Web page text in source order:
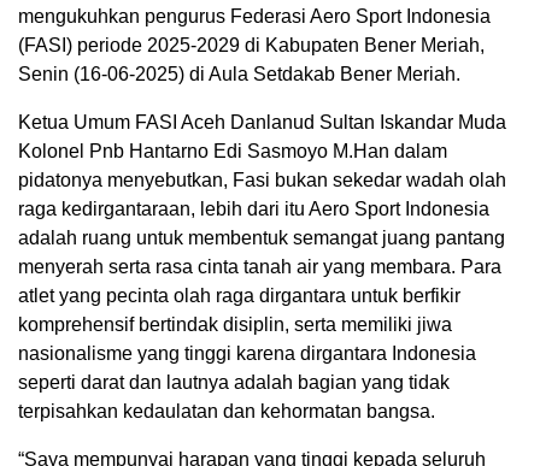
mengukuhkan pengurus Federasi Aero Sport Indonesia
(FASI) periode 2025-2029 di Kabupaten Bener Meriah,
Senin (16-06-2025) di Aula Setdakab Bener Meriah.
Ketua Umum FASI Aceh Danlanud Sultan Iskandar Muda
Kolonel Pnb Hantarno Edi Sasmoyo M.Han dalam
pidatonya menyebutkan, Fasi bukan sekedar wadah olah
raga kedirgantaraan, lebih dari itu Aero Sport Indonesia
adalah ruang untuk membentuk semangat juang pantang
menyerah serta rasa cinta tanah air yang membara. Para
atlet yang pecinta olah raga dirgantara untuk berfikir
komprehensif bertindak disiplin, serta memiliki jiwa
nasionalisme yang tinggi karena dirgantara Indonesia
seperti darat dan lautnya adalah bagian yang tidak
terpisahkan kedaulatan dan kehormatan bangsa.
“Saya mempunyai harapan yang tinggi kepada seluruh